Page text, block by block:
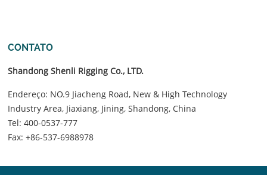
CONTATO
Shandong Shenli Rigging Co., LTD.
Endereço: NO.9 Jiacheng Road, New & High Technology
Industry Area, Jiaxiang, Jining, Shandong, China
Tel:400-0537-777
Fax: +86-537-6988978